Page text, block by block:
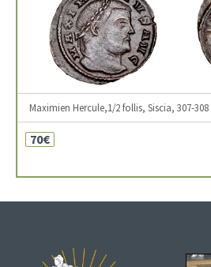
Maximien Hercule,1/2 follis, Siscia, 307-308
70€